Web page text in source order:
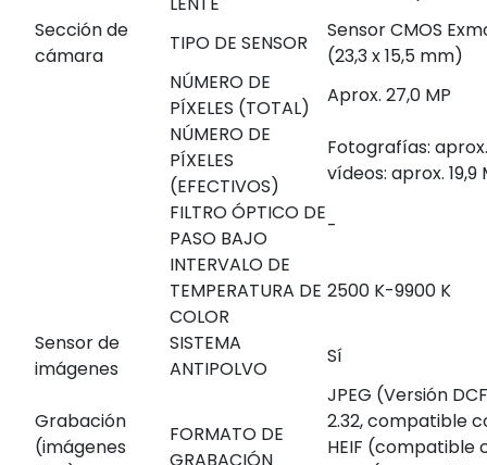
Sección de
cámara
TIPO DE SENSOR
Sensor CMOS
(23,3 x 15,5 mm)
NÚMERO DE
PÍXELES (TOTAL)
Aprox. 27,0 MP
NÚMERO DE
PÍXELES
(EFECTIVOS)
Fotografías:
vídeos: aprox. 19,9
FILTRO ÓPTICO DE
PASO BAJO
-
INTERVALO DE
TEMPERATURA DE
COLOR
2500 K-9900 K
Sensor de
imágenes
SISTEMA
ANTIPOLVO
Sí
Grabación
(imágenes
FORMATO DE
JPEG (Versión
2.32, compatible
HEIF (compatible